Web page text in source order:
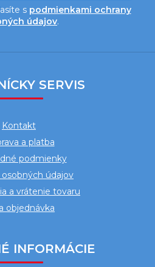
s podmienkami ochrany
údajov.
SERVIS
Kontakt
a platba
podmienky
osobných údajov
a vrátenie tovaru
objednávka
INFORMÁCIE